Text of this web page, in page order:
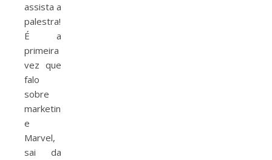
assista a
palestra!
É a
primeira
vez que
falo
sobre
marketing
e
Marvel,
sai da